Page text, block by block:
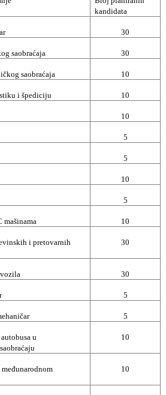
kandidata
30
saobraćaja 30
saobraćaja 10
i špediciju 10
10
5
5
10
5
mašinama 10
i pretovarnih
30
30
5
5
u
10
10